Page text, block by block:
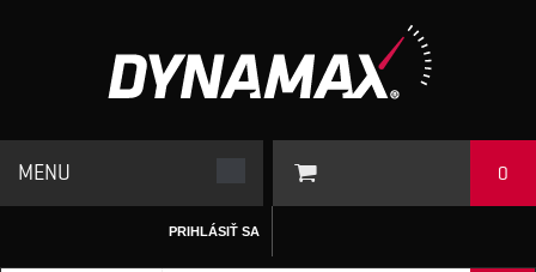
MENU 0
PRIHLÁSIŤ SA